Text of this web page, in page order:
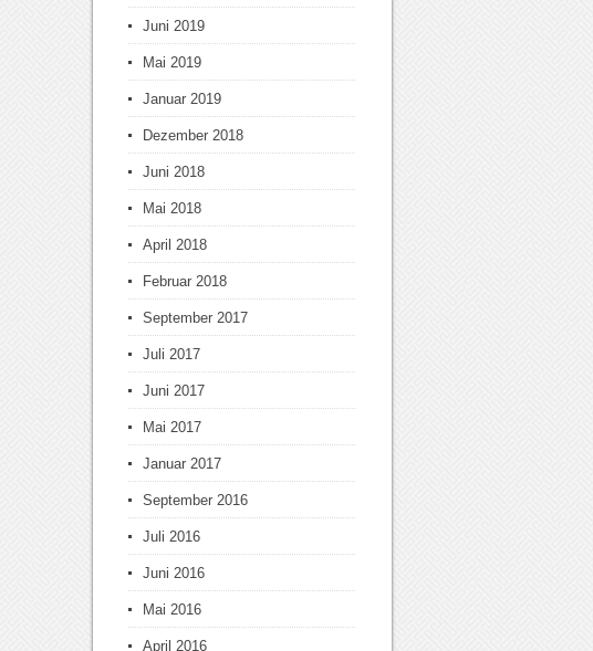
Juni 2019
Mai 2019
Januar 2019
Dezember 2018
Juni 2018
Mai 2018
April 2018
Februar 2018
September 2017
Juli 2017
Juni 2017
Mai 2017
Januar 2017
September 2016
Juli 2016
Juni 2016
Mai 2016
April 2016